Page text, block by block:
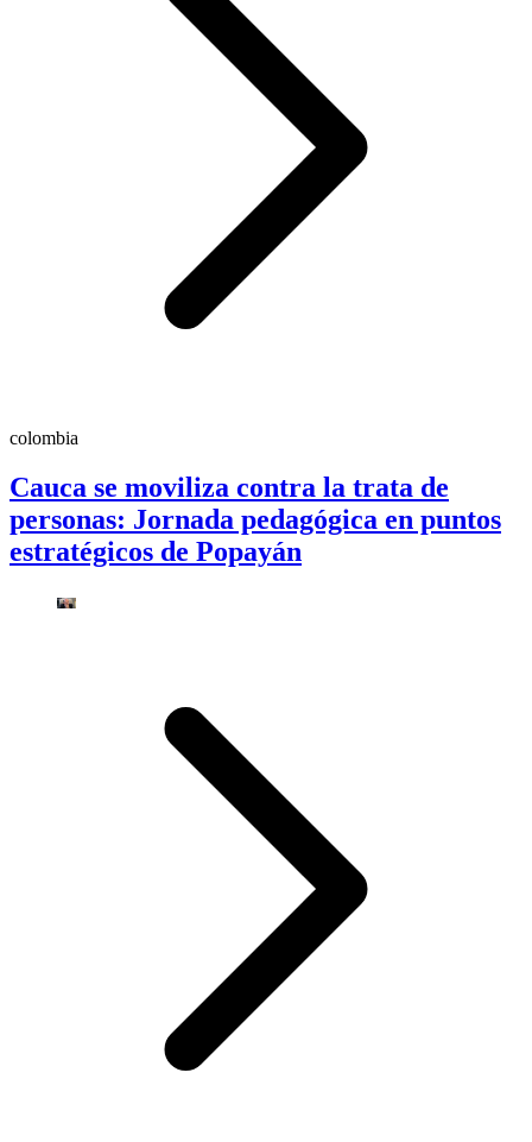
colombia
Cauca se moviliza contra la trata de
personas: Jornada pedagógica en puntos
estratégicos de Popayán